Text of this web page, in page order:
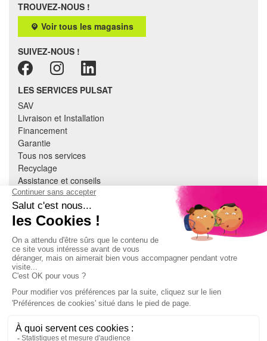
TROUVEZ-NOUS !
Voir tous les magasins
SUIVEZ-NOUS !
LES SERVICES PULSAT
SAV
Livraison et Installation
Financement
Garantie
Tous nos services
Recyclage
Assistance et conseils
Cuisine équipée
Literie
Nous contacter
À PROPOS
CGV
Mentions légales
Données personnelles
Devenir adhérent
EN SAVOIR PLUS